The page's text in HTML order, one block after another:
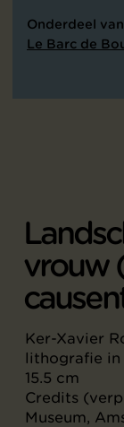
Onderdeel
Le Barc de
vrouw
Ker-Xavier
lithografie in
15.5 cm
Credits
Museum,